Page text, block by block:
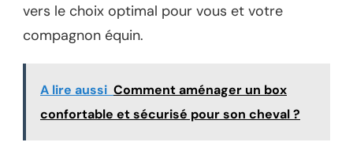
vers le choix optimal pour vous et votre
compagnon équin.
A lire aussi Comment aménager un box
confortable et sécurisé pour son cheval ?